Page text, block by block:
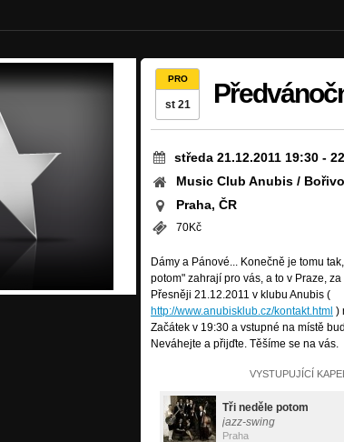
PRO
st 21
středa 21.12.2011 19:30 -
Music Club Anubis /
Praha, ČR
70Kč
Dámy a Pánové... Konečně je tomu
potom" zahrají pro vás, a to v Praze,
Přesněji 21.12.2011 v klubu Anubis (
http://www.anubisklub.cz/kontakt.html )
Začátek v 19:30 a vstupné na místě
Neváhejte a přijďte. Těšíme se na vás.
VYSTUPUJÍCÍ
Tři neděle potom
jazz-swing
Praha